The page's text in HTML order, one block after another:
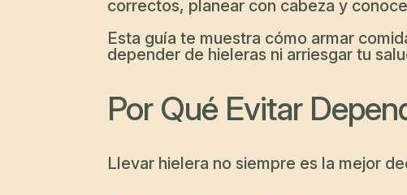
correctos, planear con cabeza y
Esta guía te muestra cómo armar
depender de hieleras ni arriesgar tu
Por Qué Evitar
Llevar hielera no siempre es la mejor